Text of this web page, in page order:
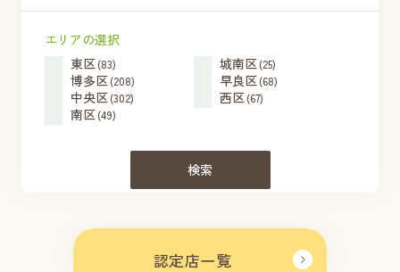
認定店一覧
エリアの選択
東区(83) 城南区(25)
博多区(208) 早良区(68)
中央区(302) 西区(67)
南区(49)
検索